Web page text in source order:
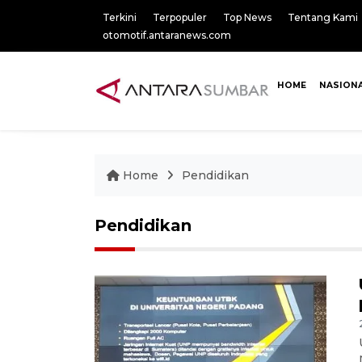
Terkini Terpopuler Top News
Tentang Kami
otomotif.antaranews.com
HOME
Home Pendidikan
Pendidikan